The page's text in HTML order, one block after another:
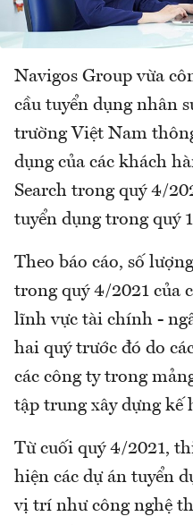
Navigos Group vừa
cầu tuyển dụng nhân
trường Việt Nam
dụng của các khách
Search trong quý 4/
tuyển dụng trong quý
Theo báo cáo, số
trong quý 4/2021 của
lĩnh vực tài chính -
hai quý trước đó do
các công ty trong
tập trung xây dựng kế
Từ cuối quý 4/2021,
hiện các dự án tuyển
vị trí như công nghệ